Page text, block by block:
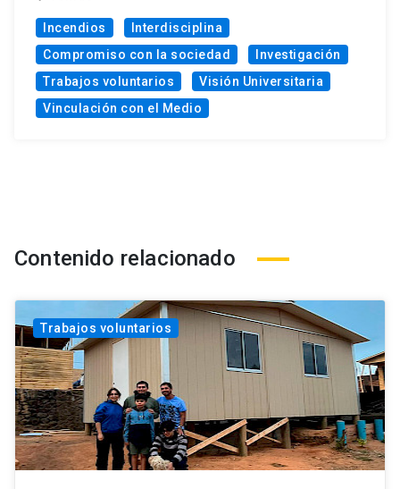
Incendios
Interdisciplina
Compromiso con la sociedad
Investigación
Trabajos voluntarios
Visión Universitaria
Vinculación con el Medio
Contenido relacionado
Trabajos voluntarios